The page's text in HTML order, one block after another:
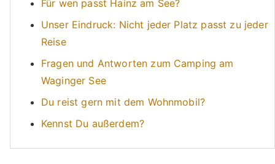
Für wen passt Hainz am See?
Unser Eindruck: Nicht jeder Platz passt zu jeder
Reise
Fragen und Antworten zum Camping am
Waginger See
Du reist gern mit dem Wohnmobil?
Kennst Du außerdem?